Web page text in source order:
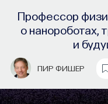
Профессор
о нанороботах,
и
ПИР ФИШЕР
сигналов
ВЯЧЕСЛАВ